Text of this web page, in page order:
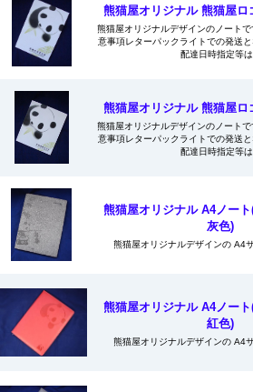
熊猫屋オリジナル 熊猫屋ロ
熊猫屋オリジナルデザインのノート
意事項レターパックライトでの発送
配達日時指定等
熊猫屋オリジナル 熊猫屋ロ
熊猫屋オリジナルデザインのノート
意事項レターパックライトでの発送
配達日時指定等
熊猫屋オリジナル A4ノー
灰色)
熊猫屋オリジナルデザインの A4
熊猫屋オリジナル A4ノー
紅色)
熊猫屋オリジナルデザインの A4